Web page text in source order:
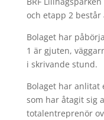
och etapp 2 består
Bolaget har
1 är gjuten,
i skrivande stund.
Bolaget har anlitat
som har åtagit sig
totalentreprenör